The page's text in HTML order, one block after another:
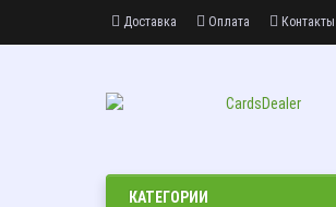
Доставка Оплата Контакты
КАТЕГОРИИ